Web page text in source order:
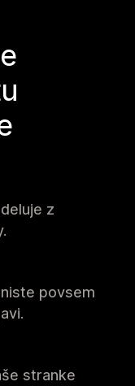
z
povsem
stranke